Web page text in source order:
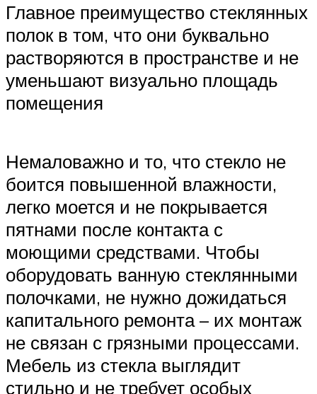
Главное преимущество стеклянных
полок в том, что они буквально
растворяются в пространстве и не
уменьшают визуально площадь
помещения
Немаловажно и то, что стекло не
боится повышенной влажности,
легко моется и не покрывается
пятнами после контакта с
моющими средствами. Чтобы
оборудовать ванную стеклянными
полочками, не нужно дожидаться
капитального ремонта – их монтаж
не связан с грязными процессами.
Мебель из стекла выглядит
стильно и не требует особых